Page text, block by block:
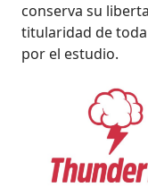
conserva su
titularidad de
por el estudio.